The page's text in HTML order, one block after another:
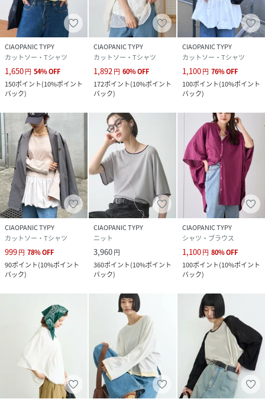
CIAOPANIC TYPY
カットソー・Tシャツ
1,650円 54%OFF
150ポイント(10%ポイント
バック)
CIAOPANIC TYPY
カットソー・Tシャツ
1,892円 60%OFF
172ポイント(10%ポイント
バック)
CIAOPANIC TYPY
カットソー・Tシャツ
1,100円 76%OFF
100ポイント(10%ポイント
バック)
CIAOPANIC TYPY
カットソー・Tシャツ
999円 78%OFF
90ポイント(10%ポイント
バック)
CIAOPANIC TYPY
ニット
3,960円
360ポイント(10%ポイント
バック)
CIAOPANIC TYPY
シャツ・ブラウス
1,100円 80%OFF
100ポイント(10%ポイント
バック)